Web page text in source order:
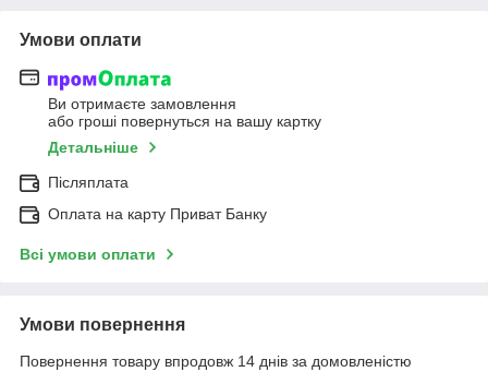
Умови оплати
Ви отримаєте замовлення
або гроші повернуться на вашу картку
Детальніше
Післяплата
Оплата на карту Приват Банку
Всі умови оплати
Умови повернення
Повернення товару впродовж 14 днів за домовленістю